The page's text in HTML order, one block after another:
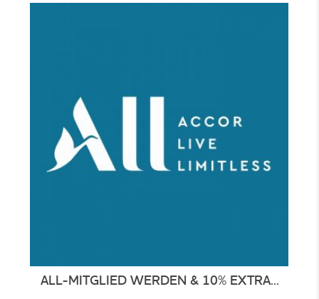
ALL-MITGLIED WERDEN & 10% EXTRA...